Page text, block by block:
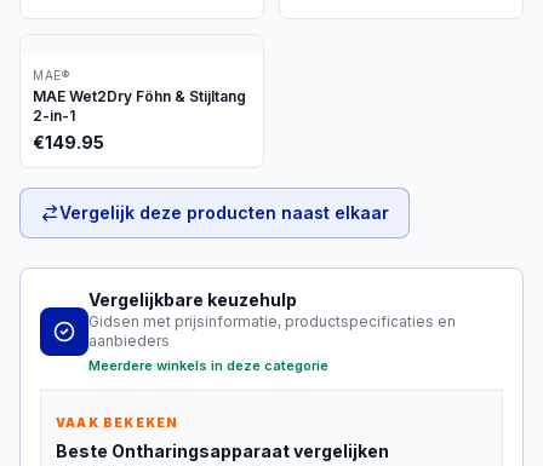
MAE®
MAE Wet2Dry Föhn & Stijltang
2-in-1
€149.95
Vergelijk deze producten naast elkaar
Vergelijkbare keuzehulp
Gidsen met prijsinformatie, productspecificaties en
aanbieders
Meerdere winkels in deze categorie
VAAK BEKEKEN
Beste Ontharingsapparaatvergelijken